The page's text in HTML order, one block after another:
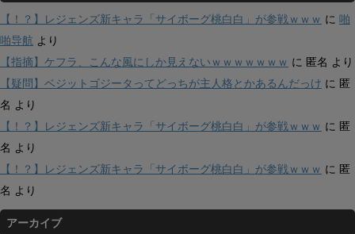
【！？】レジェンズ新キャラ「サイボーグ桃白白」が参戦ｗｗｗ に 啪
啪导航 より
【指摘】ケフラ、こんな風にしか見えないｗｗｗｗｗｗｗ に 匿名 より
【疑問】ベジットゴジータってどっちが主人格とかあるんだっけ に 匿
名 より
【！？】レジェンズ新キャラ「サイボーグ桃白白」が参戦ｗｗｗ に 匿
名 より
【！？】レジェンズ新キャラ「サイボーグ桃白白」が参戦ｗｗｗ に 匿
名 より
アーカイブ